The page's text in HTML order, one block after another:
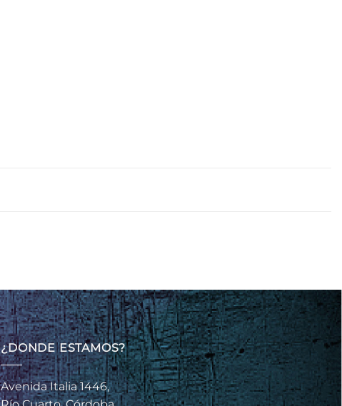
¿DONDE ESTAMOS?
Avenida Italia 1446,